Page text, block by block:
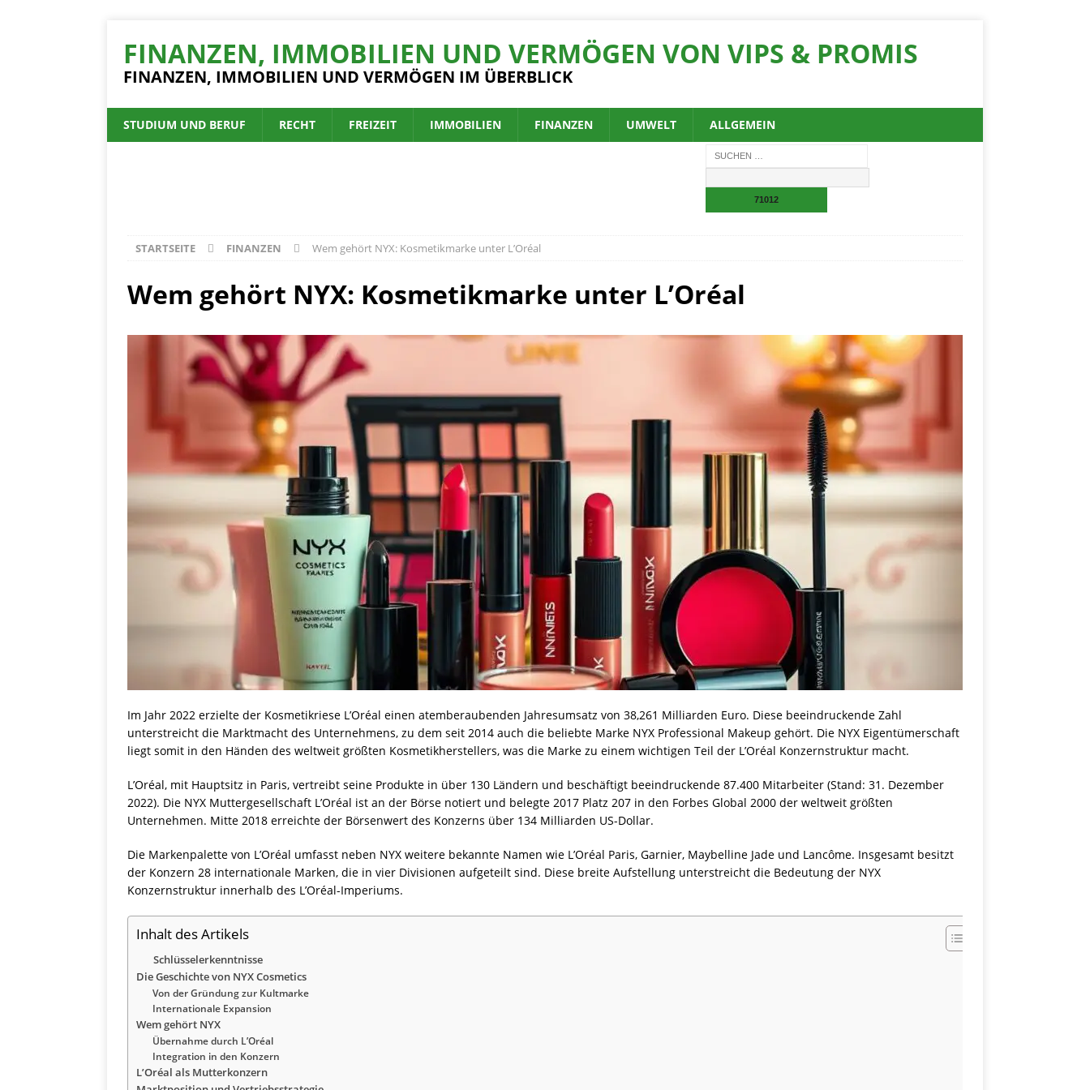
FINANZEN, IMMOBILIEN UND VERMÖGEN VON VIPS & PROMIS
FINANZEN, IMMOBILIEN UND VERMÖGEN IM ÜBERBLICK
STUDIUM UND BERUF RECHT FREIZEIT IMMOBILIEN FINANZEN UMWELT ALLGEMEIN
STARTSEITE FINANZEN Wem gehört NYX: Kosmetikmarke unter L’Oréal
Wem gehört NYX: Kosmetikmarke unter L’Oréal
Im Jahr 2022 erzielte der Kosmetikriese L’Oréal einen atemberaubenden Jahresumsatz von 38,261 Milliarden Euro. Diese beeindruckende Zahl
unterstreicht die Marktmacht des Unternehmens, zu dem seit 2014 auch die beliebte Marke NYX Professional Makeup gehört. Die NYX Eigentümerschaft
liegt somit in den Händen des weltweit größten Kosmetikherstellers, was die Marke zu einem wichtigen Teil der L’Oréal Konzernstruktur macht.
L’Oréal, mit Hauptsitz in Paris, vertreibt seine Produkte in über 130 Ländern und beschäftigt beeindruckende 87.400 Mitarbeiter (Stand: 31. Dezember
2022). Die NYX Muttergesellschaft L’Oréal ist an der Börse notiert und belegte 2017 Platz 207 in den Forbes Global 2000 der weltweit größten
Unternehmen. Mitte 2018 erreichte der Börsenwert des Konzerns über 134 Milliarden US-Dollar.
Die Markenpalette von L’Oréal umfasst neben NYX weitere bekannte Namen wie L’Oréal Paris, Garnier, Maybelline Jade und Lancôme. Insgesamt besitzt
der Konzern 28 internationale Marken, die in vier Divisionen aufgeteilt sind. Diese breite Aufstellung unterstreicht die Bedeutung der NYX
Konzernstruktur innerhalb des L’Oréal-Imperiums.
Inhalt des Artikels
Schlüsselerkenntnisse
Die Geschichte von NYX Cosmetics
Von der Gründung zur Kultmarke
Internationale Expansion
Wem gehört NYX
Übernahme durch L’Oréal
Integration in den Konzern
L’Oréal als Mutterkonzern